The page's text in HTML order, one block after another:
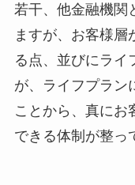
若干、他金融機関
ますが、お客様層
る点、並びにライ
が、ライフプラン
ことから、真にお
できる体制が整っ